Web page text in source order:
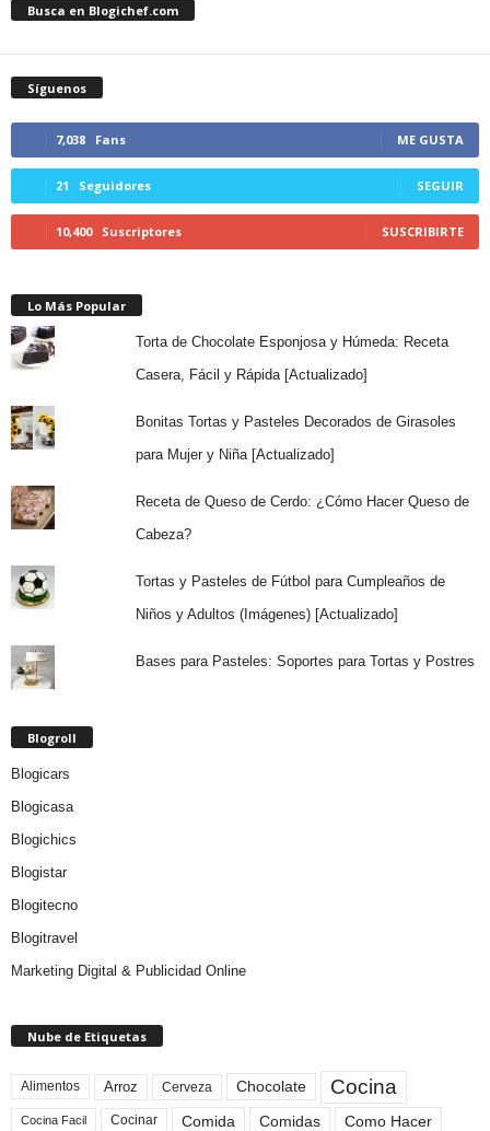
Busca en Blogichef.com
Síguenos
7,038 Fans ME GUSTA
21 Seguidores SEGUIR
10,400 Suscriptores SUSCRIBIRTE
Lo Más Popular
Torta de Chocolate Esponjosa y Húmeda: Receta
Casera, Fácil y Rápida [Actualizado]
Bonitas Tortas y Pasteles Decorados de Girasoles
para Mujer y Niña [Actualizado]
Receta de Queso de Cerdo: ¿Cómo Hacer Queso de
Cabeza?
Tortas y Pasteles de Fútbol para Cumpleaños de
Niños y Adultos (Imágenes) [Actualizado]
Bases para Pasteles: Soportes para Tortas y Postres
Blogroll
Blogicars
Blogicasa
Blogichics
Blogistar
Blogitecno
Blogitravel
Marketing Digital & Publicidad Online
Nube de Etiquetas
Alimentos Arroz Cerveza Chocolate Cocina
Cocina Facil Cocinar Comida Comidas Como Hacer